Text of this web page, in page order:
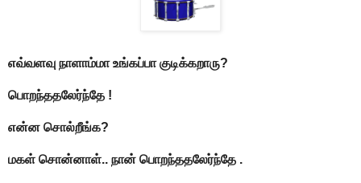
எவ்வளவு நாளாம்மா உங்கப்பா குடிக்கறாரு?
பொறந்ததலேர்ந்தே !
என்ன சொல்றீங்க?
மகள் சொன்னாள்.. நான் பொறந்ததலேர்ந்தே .